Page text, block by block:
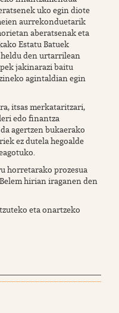
uko egin diote
aurrekonduetarik
aberatsenak eta
Estatu Batuek
den urtarrilean
jakinarazi baitu
agintaldian egin
itsas merkataritzari,
edo finantza
agertzen bukaerako
ez dutela hegoalde
horretarako prozesua
hirian iraganen den
eta onartzeko